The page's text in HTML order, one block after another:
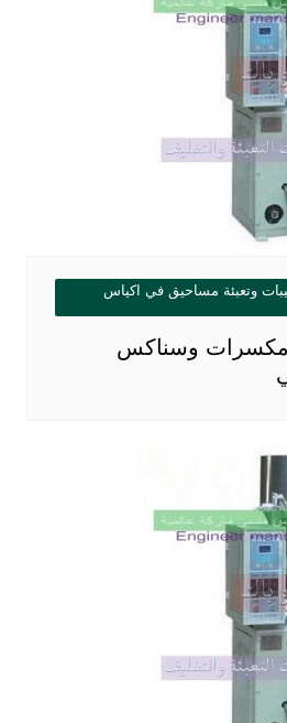
وتعبئة مساحيق في اكياس
مكسرات وسناكس